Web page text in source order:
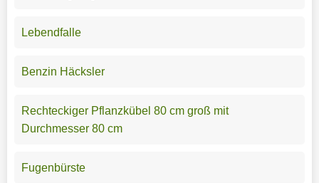
Lebendfalle
Benzin Häcksler
Rechteckiger Pflanzkübel 80 cm groß mit
Durchmesser 80 cm
Fugenbürste